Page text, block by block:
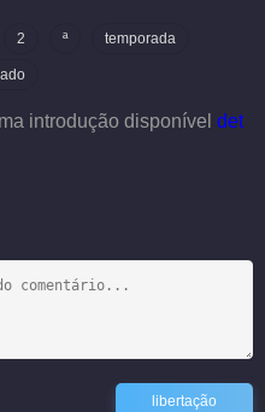
2 ª temporada
introdução disponível det